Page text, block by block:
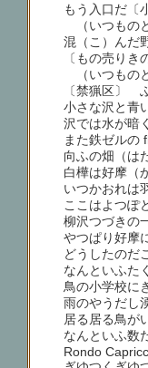
もう入口だ〔
（いつもの
混（こ）んだ
〔もの売りき
（いつもの
〔禁猟区〕
小さな沢と青
沢では水が暗
また鉄ゼルの
向ふの畑（は
白樺は好摩（
いつかおれは
ここはよつぽ
柳沢つづきの
やつぱり好摩
どうしたのだ
なんといふた
鳥の小学校に
雨のやうだし
居る居る鳥が
なんといふ数
Rondo